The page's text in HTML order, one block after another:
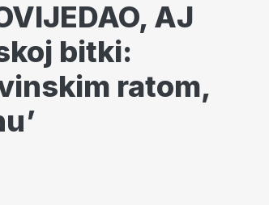
AJ
bitki:
ratom,